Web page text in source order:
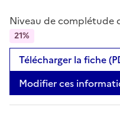
Niveau de complétude
21%
Télécharger la fiche
Modifier ces